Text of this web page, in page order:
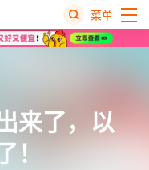
菜单
来了，以
！